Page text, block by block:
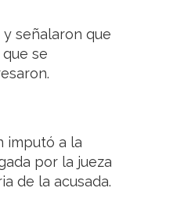
señalaron que
se
imputó a la
por la jueza
de la acusada.